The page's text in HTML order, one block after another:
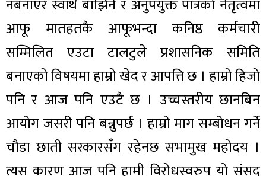
नबनाएर स्वार्थ बाझिने र अनुपयुक्त पात्रको नेतृत्वमा
आफू मातहतकै आफूभन्दा कनिष्ठ कर्मचारी
सम्मिलित एउटा टालटुले प्रशासनिक समिति
बनाएको विषयमा हाम्रो खेद र आपत्ति छ । हाम्रो हिजो
पनि र आज पनि एउटै छ । उच्चस्तरीय छानबिन
आयोग जसरी पनि बन्नुपर्छ । हाम्रो माग सम्बोधन गर्ने
चौडा छाती सरकारसँग रहेनछ सभामुख महोदय ।